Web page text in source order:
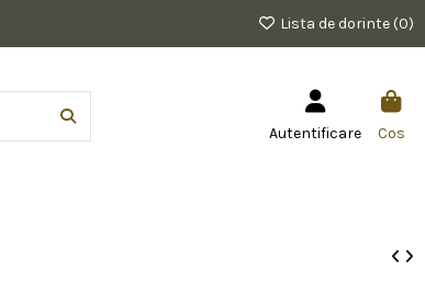
Lista de dorinte (0)
Autentificare Cos